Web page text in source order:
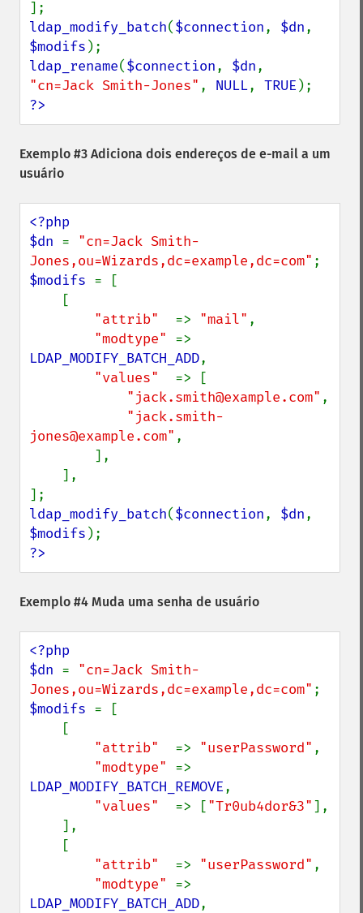
ldap_modify_batch($connection, $dn
$modifs
ldap_rename($connection, $dn
"cn=Jack Smith-Jones" , NULL, TRUE
?>
Exemplo #3 Adiciona dois endereços de e-mail a um
usuário
<?php
$dn = "cn=Jack Smith-
Jones,ou=Wizards,dc=example,dc=com"
$modifs = [
"attrib" => "mail" ,
"modtype"
LDAP_MODIFY_BATCH_ADD,
"values" => [
"jack.smith@example.com" ,
"jack.smith-
jones@example.com" ,
ldap_modify_batch($connection, $dn
$modifs
?>
Exemplo #4 Muda uma senha de usuário
<?php
$dn = "cn=Jack Smith-
Jones,ou=Wizards,dc=example,dc=com"
$modifs = [
"attrib" => "userPassword" ,
"modtype"
LDAP_MODIFY_BATCH_REMOVE,
"values" => ["Tr0ub4dor&3"],
"attrib" => "userPassword" ,
"modtype"
LDAP_MODIFY_BATCH_ADD,